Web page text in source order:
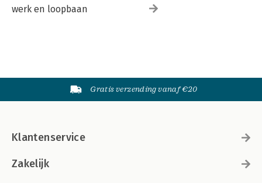
werk en loopbaan
Gratis verzending vanaf €20
Klantenservice
Zakelijk